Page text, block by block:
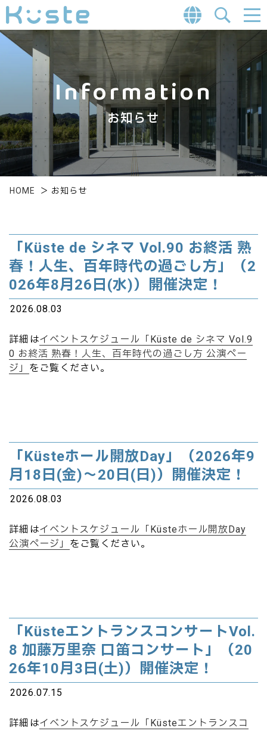
Information
お知らせ
HOME ＞ お知らせ
「Küste de シネマ Vol.90 お終活 熟
春！人生、百年時代の過ごし方」（2
026年8月26日(水)）開催決定！
2026.08.03
詳細はイベントスケジュール「Küste de シネマ Vol.9
0 お終活 熟春！人生、百年時代の過ごし方 公演ペー
ジ」 をご覧ください。
「Küsteホール開放Day」（2026年9
月18日(金)～20日(日)）開催決定！
2026.08.03
詳細はイベントスケジュール「Küsteホール開放Day
公演ページ」 をご覧ください。
「KüsteエントランスコンサートVol.
8 加藤万里奈 口笛コンサート」（20
26年10月3日(土)）開催決定！
2026.07.15
詳細はイベントスケジュール「Küsteエントランスコ